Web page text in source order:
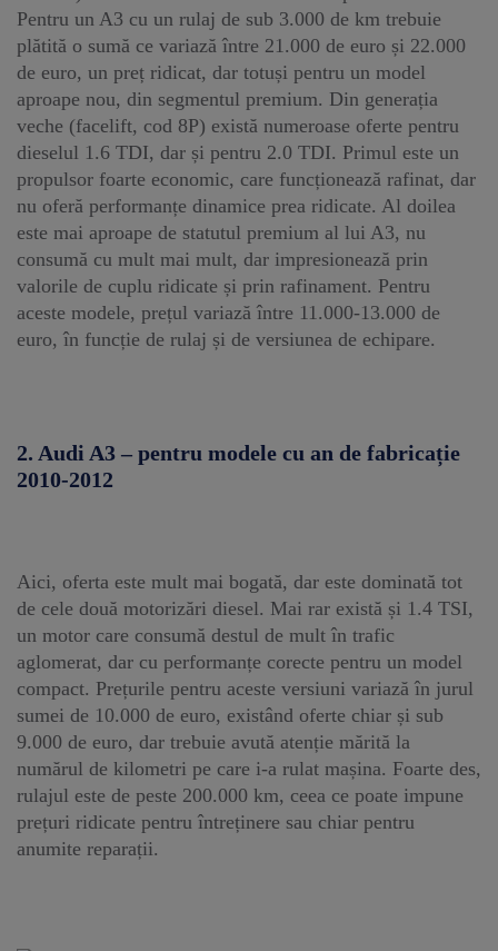
Pentru un A3 cu un rulaj de sub 3.000 de km trebuie
plătită o sumă ce variază între 21.000 de euro și 22.000
de euro, un preț ridicat, dar totuși pentru un model
aproape nou, din segmentul premium. Din generația
veche (facelift, cod 8P) există numeroase oferte pentru
dieselul 1.6 TDI, dar și pentru 2.0 TDI. Primul este un
propulsor foarte economic, care funcționează rafinat, dar
nu oferă performanțe dinamice prea ridicate. Al doilea
este mai aproape de statutul premium al lui A3, nu
consumă cu mult mai mult, dar impresionează prin
valorile de cuplu ridicate și prin rafinament. Pentru
aceste modele, prețul variază între 11.000-13.000 de
euro, în funcție de rulaj și de versiunea de echipare.
2. Audi A3 – pentru modele cu an de fabricație
2010-2012
Aici, oferta este mult mai bogată, dar este dominată tot
de cele două motorizări diesel. Mai rar există și 1.4 TSI,
un motor care consumă destul de mult în trafic
aglomerat, dar cu performanțe corecte pentru un model
compact. Prețurile pentru aceste versiuni variază în jurul
sumei de 10.000 de euro, existând oferte chiar și sub
9.000 de euro, dar trebuie avută atenție mărită la
numărul de kilometri pe care i-a rulat mașina. Foarte des,
rulajul este de peste 200.000 km, ceea ce poate impune
prețuri ridicate pentru întreținere sau chiar pentru
anumite reparații.